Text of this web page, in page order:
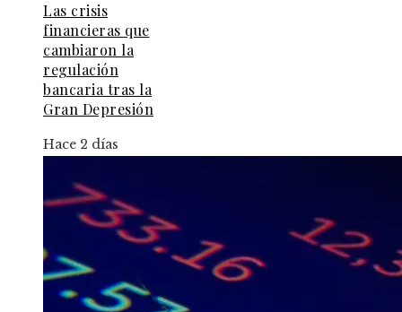
Las crisis
financieras que
cambiaron la
regulación
bancaria tras la
Gran Depresión
Hace 2 días